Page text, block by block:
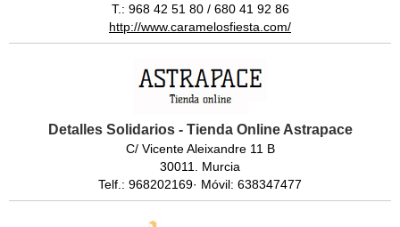
T.: 968 42 51 80 / 680 41 92 86
http://www.caramelosfiesta.com/
Detalles Solidarios - Tienda Online Astrapace
C/ Vicente Aleixandre 11 B
30011. Murcia
Telf.: 968202169· Móvil: 638347477